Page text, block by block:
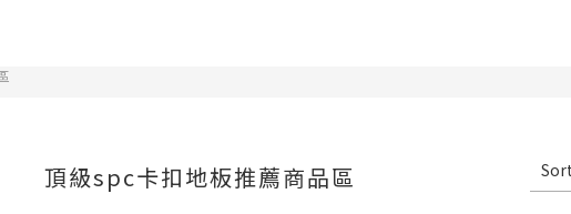
頂級spc卡扣地板推薦商品區